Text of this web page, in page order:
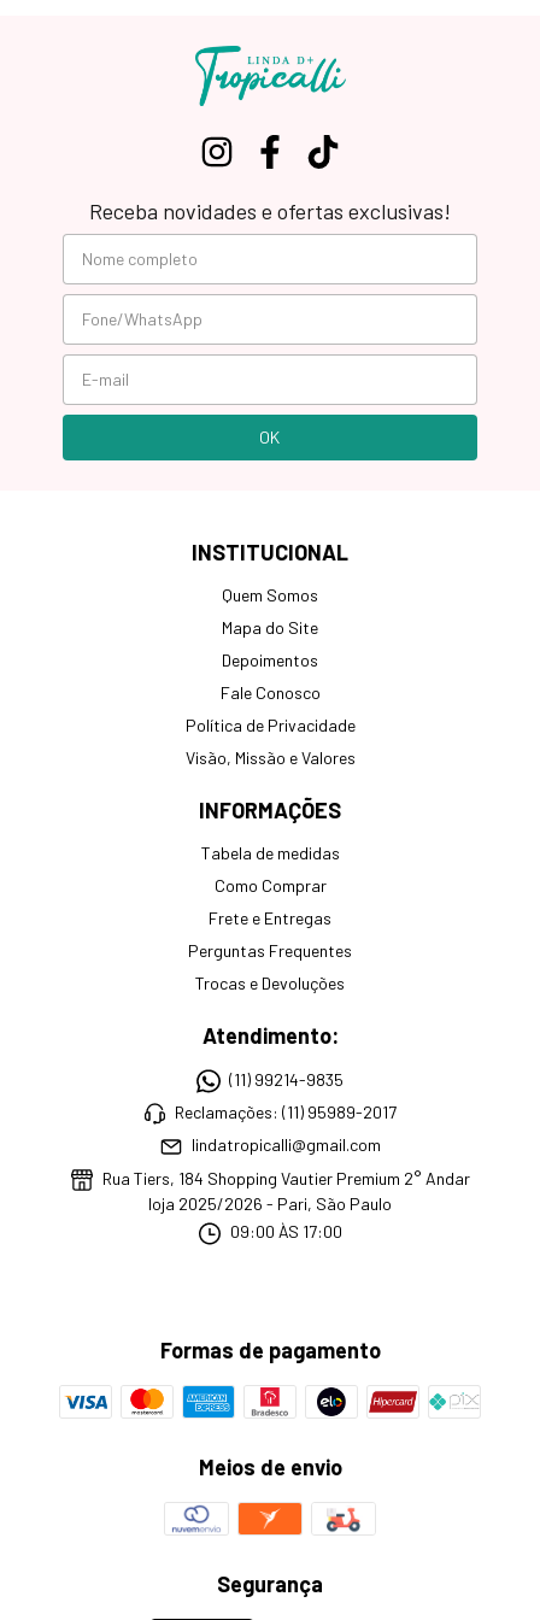
Receba novidades e ofertas exclusivas!
INSTITUCIONAL
Quem Somos
Mapa do Site
Depoimentos
Fale Conosco
Política de Privacidade
Visão, Missão e Valores
INFORMAÇÕES
Tabela de medidas
Como Comprar
Frete e Entregas
Perguntas Frequentes
Trocas e Devoluções
Atendimento:
(11) 99214-9835
Reclamações: (11) 95989-2017
lindatropicalli@gmail.com
Rua Tiers, 184 Shopping Vautier Premium 2° Andar
loja 2025/2026 - Pari, São Paulo
09:00 ÀS 17:00
Formas de pagamento
Meios de envio
Segurança